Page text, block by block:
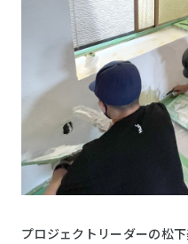
プロジェクトリーダーの松